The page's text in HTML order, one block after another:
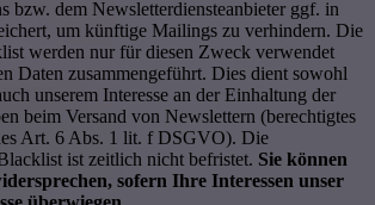
bzw. dem Newsletterdiensteanbieter ggf. in
um künftige Mailings zu verhindern. Die
werden nur für diesen Zweck verwendet
Daten zusammengeführt. Dies dient sowohl
unserem Interesse an der Einhaltung der
beim Versand von Newslettern (berechtigtes
Art. 6 Abs. 1 lit. f DSGVO). Die
ist zeitlich nicht befristet. Sie können
sofern Ihre Interessen unser